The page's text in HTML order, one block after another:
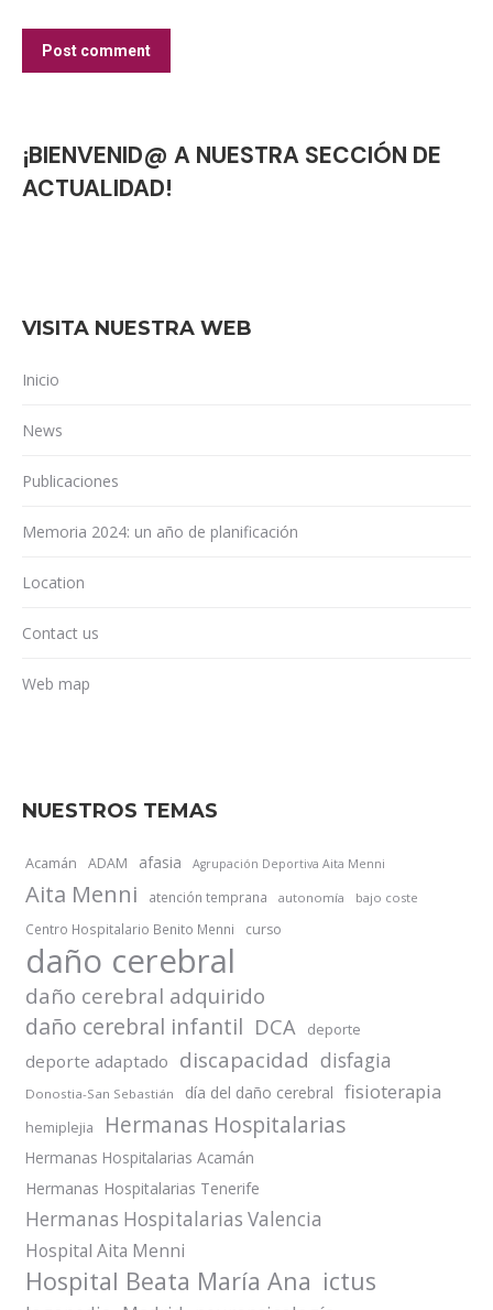
Post comment
¡BIENVENID@ A NUESTRA SECCIÓN DE
ACTUALIDAD!
VISITA NUESTRA WEB
Inicio
News
Publicaciones
Memoria 2024: un año de planificación
Location
Contact us
Web map
NUESTROS TEMAS
Acamán ADAM afasia Agrupación Deportiva Aita Menni
Aita Menni atención temprana autonomía bajo coste
Centro Hospitalario Benito Menni curso
daño cerebral
daño cerebral adquirido
daño cerebral infantil DCA deporte
deporte adaptado discapacidad disfagia
Donostia-San Sebastián día del daño cerebral fisioterapia
hemiplejia Hermanas Hospitalarias
Hermanas Hospitalarias Acamán
Hermanas Hospitalarias Tenerife
Hermanas Hospitalarias Valencia
Hospital Aita Menni
Hospital Beata María Ana ictus